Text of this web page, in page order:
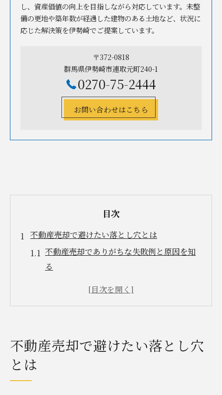
し、資産価値の向上を目指しながら対応しています。未整
備の更地や築年数が経過した建物のある土地など、状況に
応じた解決策を伊勢崎でご提案しています。
〒372-0818
群馬県伊勢崎市連取元町240-1
0270-75-2444
お問い合わせはこちら
目次
不動産売却で避けたい落とし穴とは
不動産売却でありがちな失敗例と原因を知
る
知らずにやりがちな不動産売却のNG行動を
売却時によくあるトラブル事例とその対策
不動産売却で避けたい落とし穴
とは